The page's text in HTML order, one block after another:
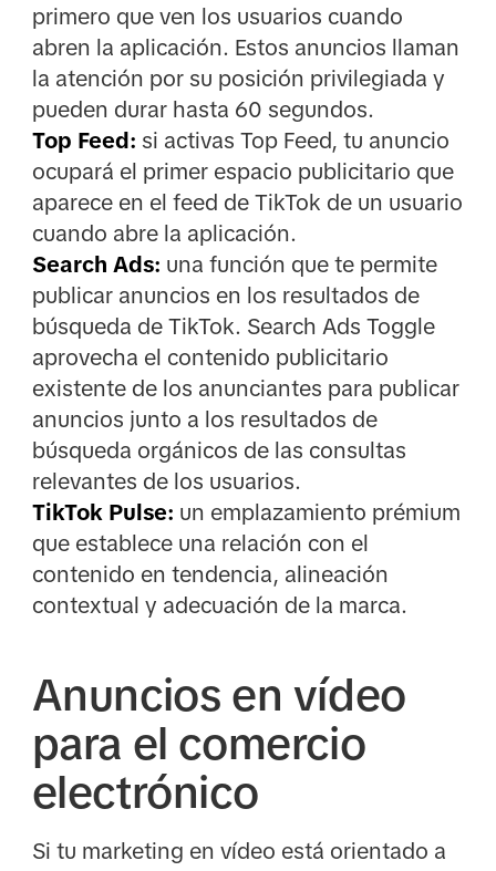
primero que ven los usuarios cuando
abren la aplicación. Estos anuncios llaman
la atención por su posición privilegiada y
pueden durar hasta 60 segundos.
Top Feed: si activas Top Feed, tu anuncio
ocupará el primer espacio publicitario que
aparece en el feed de TikTok de un usuario
cuando abre la aplicación.
Search Ads: una función que te permite
publicar anuncios en los resultados de
búsqueda de TikTok. Search Ads Toggle
aprovecha el contenido publicitario
existente de los anunciantes para publicar
anuncios junto a los resultados de
búsqueda orgánicos de las consultas
relevantes de los usuarios.
TikTok Pulse: un emplazamiento prémium
que establece una relación con el
contenido en tendencia, alineación
contextual y adecuación de la marca.
Anuncios en vídeo
para el comercio
electrónico
Si tu marketing en vídeo está orientado a